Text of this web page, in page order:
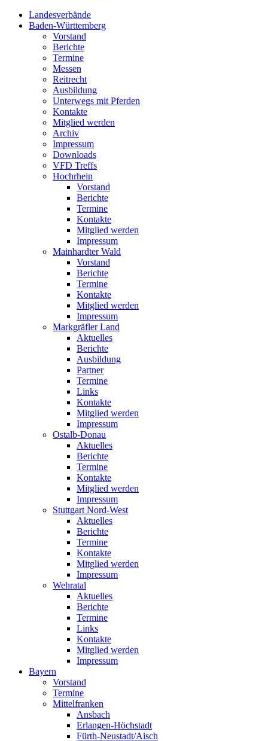
Landesverbände
Baden-Württemberg
Vorstand
Berichte
Termine
Messen
Reitrecht
Ausbildung
Unterwegs mit Pferden
Kontakte
Mitglied werden
Archiv
Impressum
Downloads
VFD Treffs
Hochrhein
Vorstand
Berichte
Termine
Kontakte
Mitglied werden
Impressum
Mainhardter Wald
Vorstand
Berichte
Termine
Kontakte
Mitglied werden
Impressum
Markgräfler Land
Aktuelles
Berichte
Ausbildung
Partner
Termine
Links
Kontakte
Mitglied werden
Impressum
Ostalb-Donau
Aktuelles
Berichte
Termine
Kontakte
Mitglied werden
Impressum
Stuttgart Nord-West
Aktuelles
Berichte
Termine
Kontakte
Mitglied werden
Impressum
Wehratal
Aktuelles
Berichte
Termine
Links
Kontakte
Mitglied werden
Impressum
Bayern
Vorstand
Termine
Mittelfranken
Ansbach
Erlangen-Höchstadt
Fürth-Neustadt/Aisch